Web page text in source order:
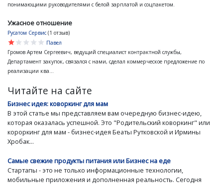
понимающими руководителями с белой зарплатой и соцпакетом.
Ужасное отношение
Русатом Сервис (1 отзыв)
star
star
star
star
star
Павел
Громов Артем Сергеевич, ведущий специалист контрактной службы,
Департамент закупок, связался с нами, сделал коммерческое предложение по
реализации ква...
Читайте на сайте
Бизнес идея: коворкинг для мам
В этой статье мы представляем вам очередную бизнес-идею,
которая оказалась успешной. Это "Родительский коворкинг" или
короркинг для мам - бизнес-идея Беаты Рутковской и Ирмины
Хробак...
Самые свежие продукты питания или Бизнес на еде
Стартапы - это не только информационные технологии,
мобильные приложения и дополненная реальность. Сегодня